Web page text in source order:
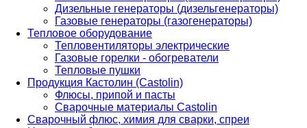
Дизельные генераторы (дизельгенераторы)
Газовые генераторы (газогенераторы)
Тепловое оборудование
Тепловентиляторы электрические
Газовые горелки - обогреватели
Тепловые пушки
Продукция Кастолин (Castolin)
Флюсы, припой и пасты
Сварочные материалы Castolin
Сварочный флюс, химия для сварки, спреи